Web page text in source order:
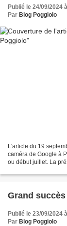
Publié le 24/09/2024
Par Blog Poggiolo
L'article du 19
caméra de Google à
ou début juillet. La
Grand
Publié le 23/09/2024
Par Blog Poggiolo